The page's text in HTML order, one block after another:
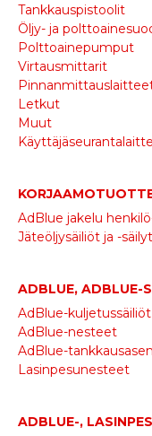
Tankkauspistoolit
Öljy- ja
Polttoainepumput
Virtausmittarit
Letkut
Muut
AdBlue jakelu
Jäteöljysäiliöt ja -
ADBLUE, ADBLUE-
AdBlue-kuljetussäiliöt
AdBlue-nesteet
AdBlue-
Lasinpesunesteet
ADBLUE-,